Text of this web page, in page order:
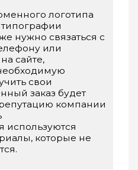
логотипа
нужно связаться с
или
сайте,
свои
заказ будет
компании
используются
которые не